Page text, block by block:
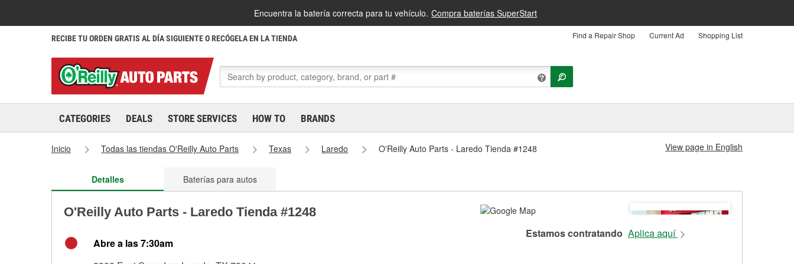
Encuentra la batería correcta para tu vehículo. Compra baterías SuperStart
RECIBE TU ORDEN GRATIS AL DÍA SIGUIENTE O RECÓGELA EN LA TIENDA Find a Repair Shop Current Ad Shopping List
CATEGORIES DEALS STORE SERVICES HOW TO BRANDS
Inicio Todas las tiendas O'Reilly Auto Parts Texas Laredo O'Reilly Auto Parts - Laredo Tienda #1248 View page in English
Detalles Baterías para autos
O'Reilly Auto Parts - Laredo Tienda #1248
Abre a las 7:30am
Estamos contratando Aplica aquí